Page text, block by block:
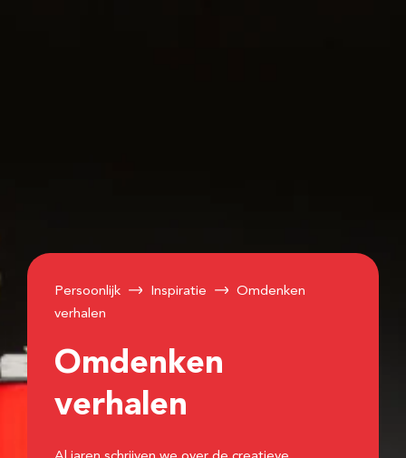
Persoonlijk Inspiratie
Omdenken
verhalen
Omdenken
verhalen